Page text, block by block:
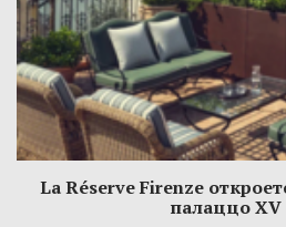
La Réserve Firenze
палаццо XV